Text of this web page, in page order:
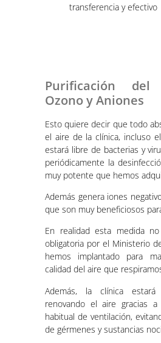
transferencia y efectivo
Purificación
Ozono y Aniones
Esto quiere decir que todo
el aire de la clínica, incluso
estará libre de bacterias y
periódicamente la
muy potente que hemos
Además genera iones
que son muy beneficiosos
En realidad esta medida
obligatoria por el Ministerio
hemos implantado para
calidad del aire que
Además, la clínica estará
renovando el aire gracias
habitual de ventilación,
de gérmenes y sustancias